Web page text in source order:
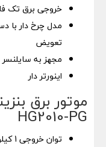
خروجی برق تک
تعویض
مجهز به
اینورتر دار
موتور برق
HG2010-PG
توان خروجی 1 کیلو وات یا 1 کیلو ولت آمپر(کاوا)